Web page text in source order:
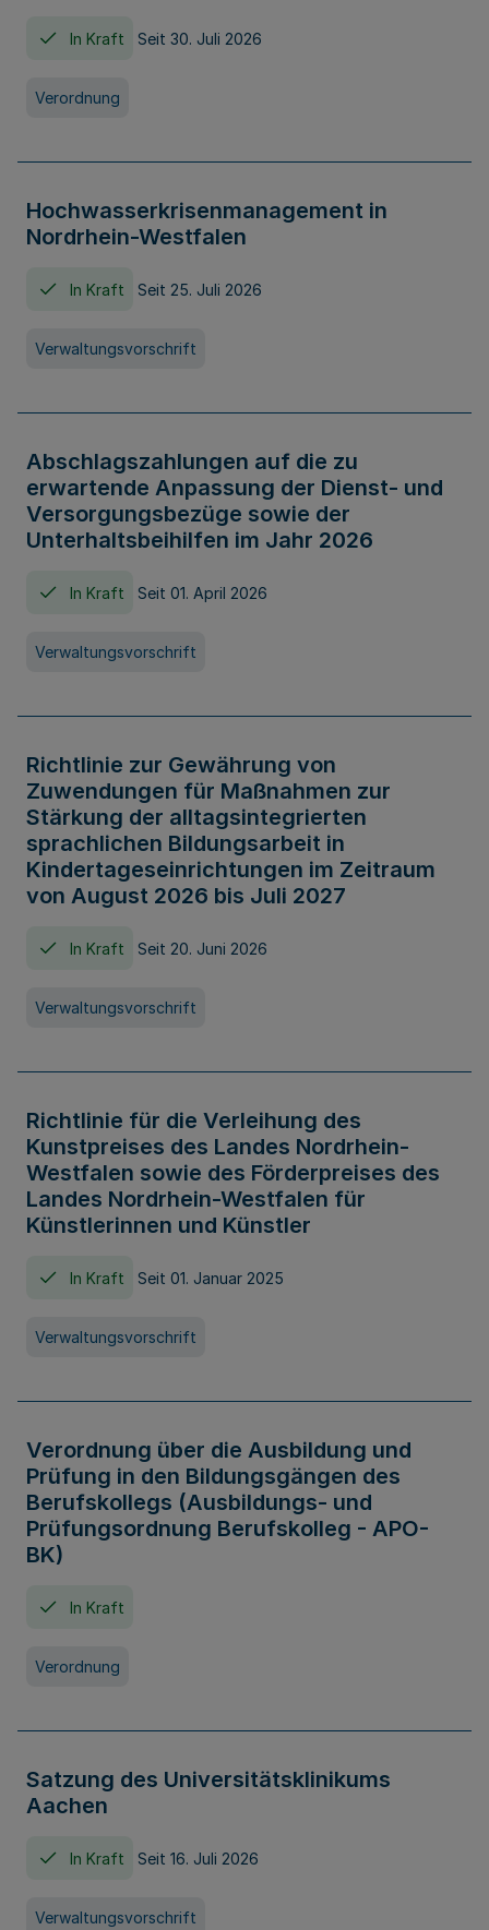
In Kraft Seit 30. Juli 2026
Verordnung
Hochwasserkrisenmanagement in
Nordrhein-Westfalen
In Kraft Seit 25. Juli 2026
Verwaltungsvorschrift
Abschlagszahlungen auf die zu
erwartende Anpassung der Dienst- und
Versorgungsbezüge sowie der
Unterhaltsbeihilfen im Jahr 2026
In Kraft Seit 01. April 2026
Verwaltungsvorschrift
Richtlinie zur Gewährung von
Zuwendungen für Maßnahmen zur
Stärkung der alltagsintegrierten
sprachlichen Bildungsarbeit in
Kindertageseinrichtungen im Zeitraum
von August 2026 bis Juli 2027
In Kraft Seit 20. Juni 2026
Verwaltungsvorschrift
Richtlinie für die Verleihung des
Kunstpreises des Landes Nordrhein-
Westfalen sowie des Förderpreises des
Landes Nordrhein-Westfalen für
Künstlerinnen und Künstler
In Kraft Seit 01. Januar 2025
Verwaltungsvorschrift
Verordnung über die Ausbildung und
Prüfung in den Bildungsgängen des
Berufskollegs (Ausbildungs- und
Prüfungsordnung Berufskolleg - APO-
BK)
In Kraft
Verordnung
Satzung des Universitätsklinikums
Aachen
In Kraft Seit 16. Juli 2026
Verwaltungsvorschrift